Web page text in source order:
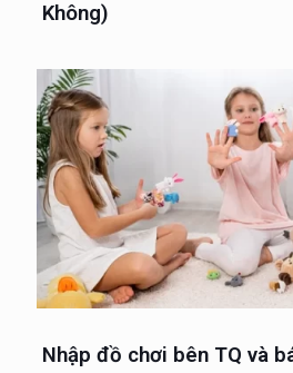
Không)
Nhập đồ chơi bên TQ và